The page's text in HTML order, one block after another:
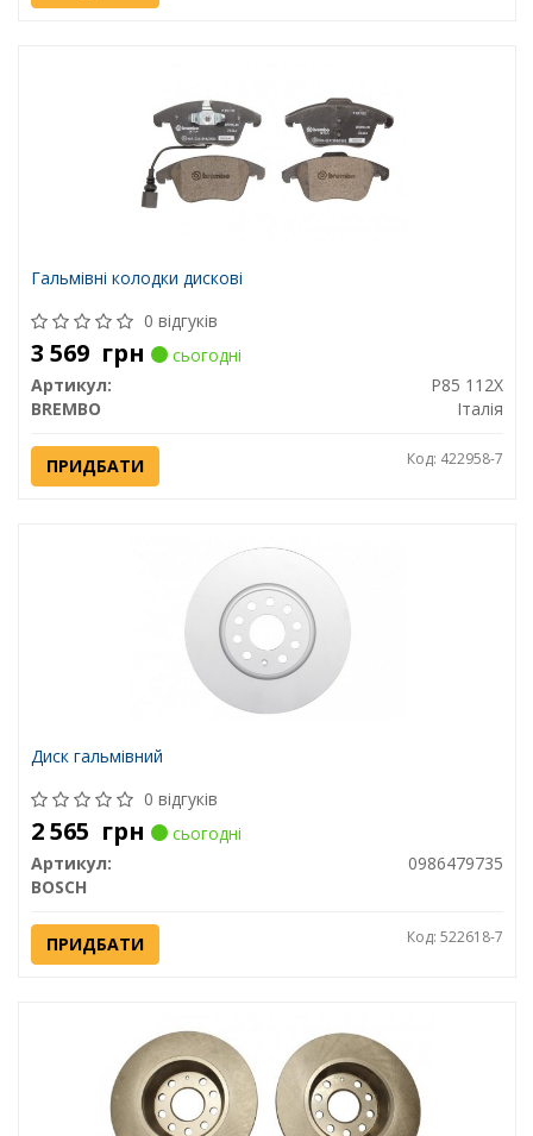
Гальмівні колодки дискові
0 відгуків
3 569 грн
сьогодні
Артикул:
P85 112X
BREMBO
Італія
ПРИДБАТИ Код: 422958-7
Диск гальмівний
0 відгуків
2 565 грн
сьогодні
Артикул:
0986479735
BOSCH
ПРИДБАТИ Код: 522618-7